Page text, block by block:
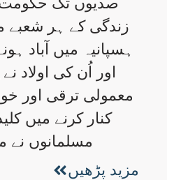
زندگی کے ہر شعبے
ہسپانیہ میں آباد
اور اُن کی اولاد
معمولی ترقی اور
کنار کرنے میں
مسلمانوں
مزید پڑھیں